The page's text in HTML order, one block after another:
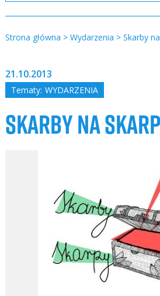
Strona główna > Wydarzenia > Skarby
21.10.2013
Tematy: WYDARZENIA
SKARBY NA